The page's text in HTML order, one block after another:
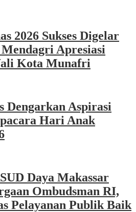
2026 Sukses Digelar
Apresiasi
Kota Munafri
Dengarkan Aspirasi
Hari Anak
Daya Makassar
Ombudsman RI,
Pelayanan Publik Baik